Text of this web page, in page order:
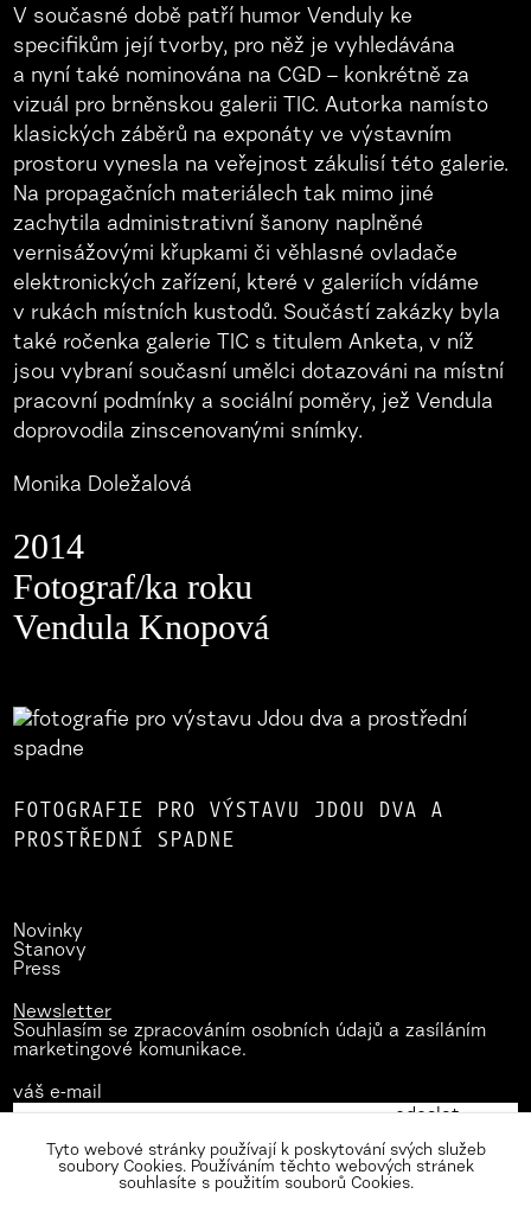
V současné době patří humor Venduly ke
specifikům její tvorby, pro něž je vyhledávána
a nyní také nominována na CGD – konkrétně za
vizuál pro brněnskou galerii TIC. Autorka namísto
klasických záběrů na exponáty ve výstavním
prostoru vynesla na veřejnost zákulisí této galerie.
Na propagačních materiálech tak mimo jiné
zachytila administrativní šanony naplněné
vernisážovými křupkami či věhlasné ovladače
elektronických zařízení, které v galeriích vídáme
v rukách místních kustodů. Součástí zakázky byla
také ročenka galerie TIC s titulem Anketa, v níž
jsou vybraní současní umělci dotazováni na místní
pracovní podmínky a sociální poměry, jež Vendula
doprovodila zinscenovanými snímky.
Monika Doležalová
2014
Fotograf/ka roku
Vendula Knopová
FOTOGRAFIE PRO VÝSTAVU JDOU DVA A
PROSTŘEDNÍ SPADNE
Novinky
Stanovy
Press
Newsletter
Souhlasím se zpracováním osobních údajů a zasíláním
marketingové komunikace.
váš e-mail
Tyto webové stránky používají k poskytování svých služeb
soubory Cookies. Používáním těchto webových stránek
souhlasíte s použitím souborů Cookies.